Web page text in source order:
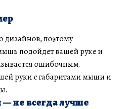
дизайнов, поэтому
подойдет вашей руке и
ошибочным.
руки с габаритами мыши и
не всегда лучше